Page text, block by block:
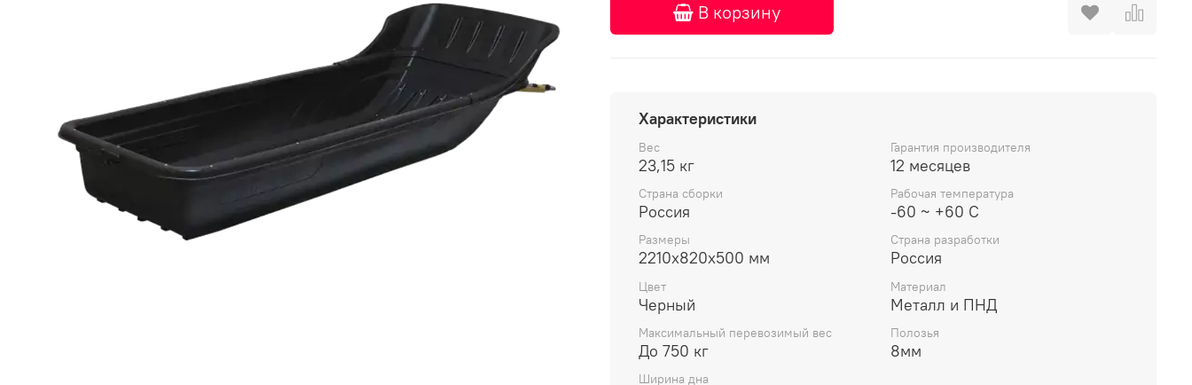
В корзину
Характеристики
Вес
23,15 кг
Гарантия производителя
12 месяцев
Страна сборки
Россия
Рабочая температура
-60 ~ +60 C
Размеры
2210x820x500 мм
Страна разработки
Россия
Цвет
Черный
Материал
Металл и ПНД
Максимальный перевозимый вес
До 750 кг
Полозья
8мм
Ширина дна